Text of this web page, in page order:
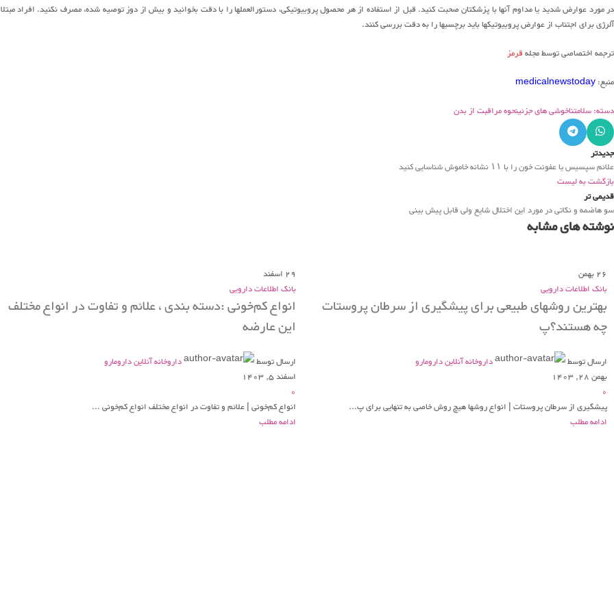
در مورد عوارض شدید یا مداوم آنها با پزشکتان صحبت کنید. قبل از استفاده از هر محصول پروبیوتیکی، دستورالعملها را با دقت بخوانید و بیش از دوز توصیه شده، مصرف نکنید. افراد
آلرژی برای اجتناب از عوارض پروبیوتیکها باید برچسبها را به دقت بررسی کنند.
ترجمه اختصاصی توسط مجلهقرمز
منبع:medicalnewstoday
دسته: سلامتناخوشی های جزئینحوه مراقبت از بدن
جدیدتر
علائم سپسیس یا عفونت خون را با ۱۱ نشانه خاموش شناسایی کنید
بازگشت به لیست
قدیمی تر
سو هاضمه و نکاتی در مورد این اختلال شایع ولی قابل پیش بینی
نوشته های مشابه
26بهمن
بانک اطلاعات دارویی
بهترین روشهای طبیعی برای پیشگیری از سرطان پروستات
چه هستند؟پ
ارسال توسط
داروخانه آنلاین دارومارو
بهمن 28, 1403
0
پیشگیری از سرطان پروستات | انواع روشها هیچ روش خاصی به تنهایی برای پ...
ادامه مطلب
29 اسفند
بانک اطلاعات دارویی
انواع کم‌خونی :دسته بندی ، علائم و تفاوت در انواع مختلف
این عارضه
ارسال توسط
داروخانه آنلاین دارومارو
اسفند 5, 1403
0
انواع کم‌خونی | علائم و تفاوت در انواع مختلف انواع کم‌خونی ...
ادامه مطلب